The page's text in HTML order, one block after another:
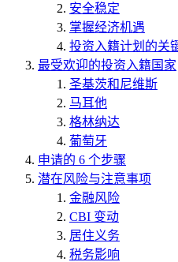
安全稳定
掌握经济机遇
投资入籍计划的关
最受欢迎的投资入籍国家
圣基茨和尼维斯
马耳他
格林纳达
葡萄牙
申请的 6 个步骤
潜在风险与注意事项
金融风险
CBI 变动
居住义务
税务影响